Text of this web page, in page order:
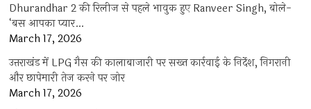
Dhurandhar 2 की रिलीज से पहले भावुक हुए Ranveer Singh, बोले-
‘बस आपका प्यार…
March 17, 2026
उत्तराखंड में LPG गैस की कालाबाजारी पर सख्त कार्रवाई के निर्देश, निगरानी
और छापेमारी तेज करने पर जोर
March 17, 2026